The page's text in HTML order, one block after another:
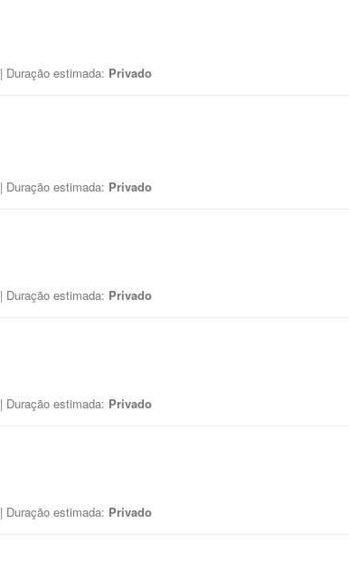
| Duração estimada: Privado
| Duração estimada: Privado
| Duração estimada: Privado
| Duração estimada: Privado
| Duração estimada: Privado